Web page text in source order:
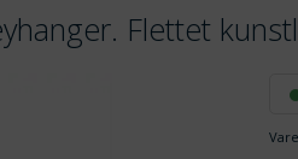
Flettet